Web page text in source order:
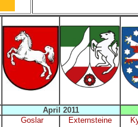
April 2011
Goslar Externsteine